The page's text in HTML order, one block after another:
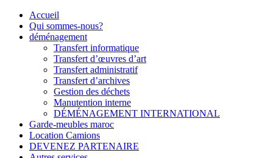
Accueil
Qui sommes-nous?
déménagement
Transfert informatique
Transfert d’œuvres d’art
Transfert administratif
Transfert d’archives
Gestion des déchets
Manutention interne
DÉMÉNAGEMENT INTERNATIONAL
Garde-meubles maroc
Location Camions
DEVENEZ PARTENAIRE